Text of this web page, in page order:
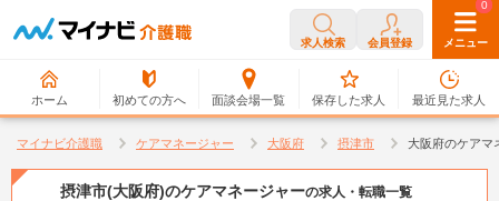
求人検索 会員登録 メニュー
ホーム 初めての方へ 面談会場一覧
0
保存した求人
0
最近見た求人
マイナビ介護職 ケアマネージャー 大阪府 摂津市 大阪府のケアマ
摂津市(大阪府)のケアマネージャーの求人・転職一覧